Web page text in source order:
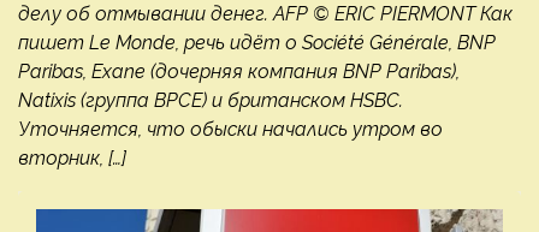
делу об отмывании денег. AFP © ERIC PIERMONT Как
пишет Le Monde, речь идёт о Société Générale, BNP
Paribas, Exane (дочерняя компания BNP Paribas),
Natixis (группа BPCE) и британском HSBC.
Уточняется, что обыски начались утром во
вторник, […]